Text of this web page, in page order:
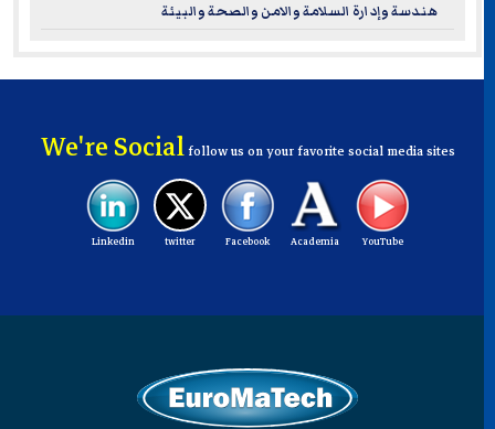
هندسة وإدارة السلامة والامن والصحة والبيئة
We're Socialfollow us on your favorite social media sites
YouTube
Academia
Facebook
twitter
Linkedin